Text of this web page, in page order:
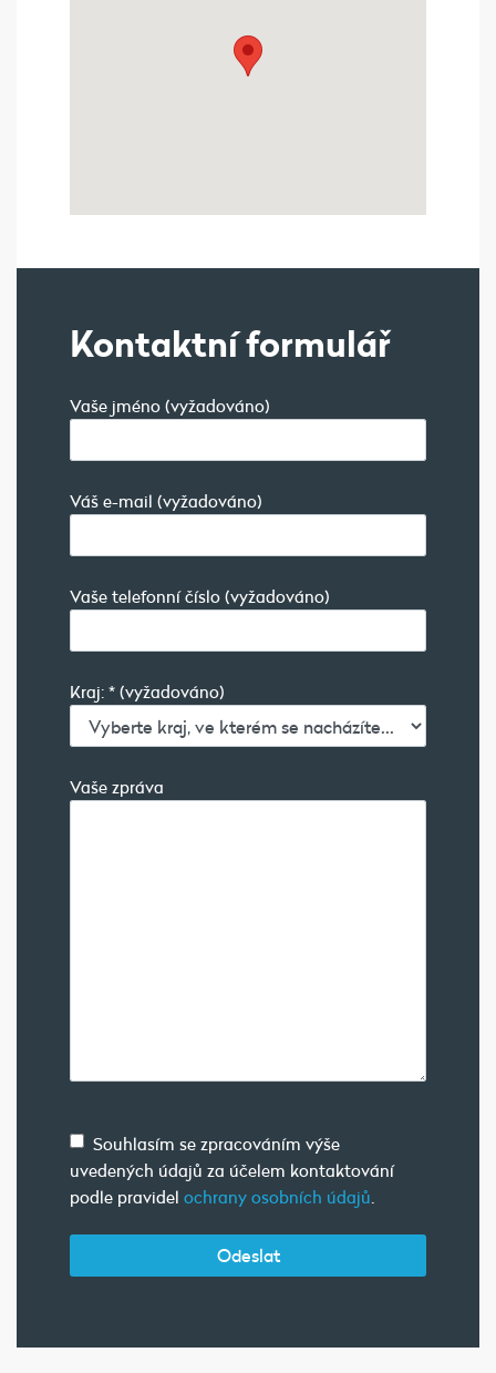
Kontaktní formulář
Vaše jméno (vyžadováno)
Váš e-mail (vyžadováno)
Vaše telefonní číslo (vyžadováno)
Kraj: * (vyžadováno)
Vaše zpráva
Souhlasím se zpracováním výše
uvedených údajů za účelem kontaktování
podle pravidel ochrany osobních údajů.